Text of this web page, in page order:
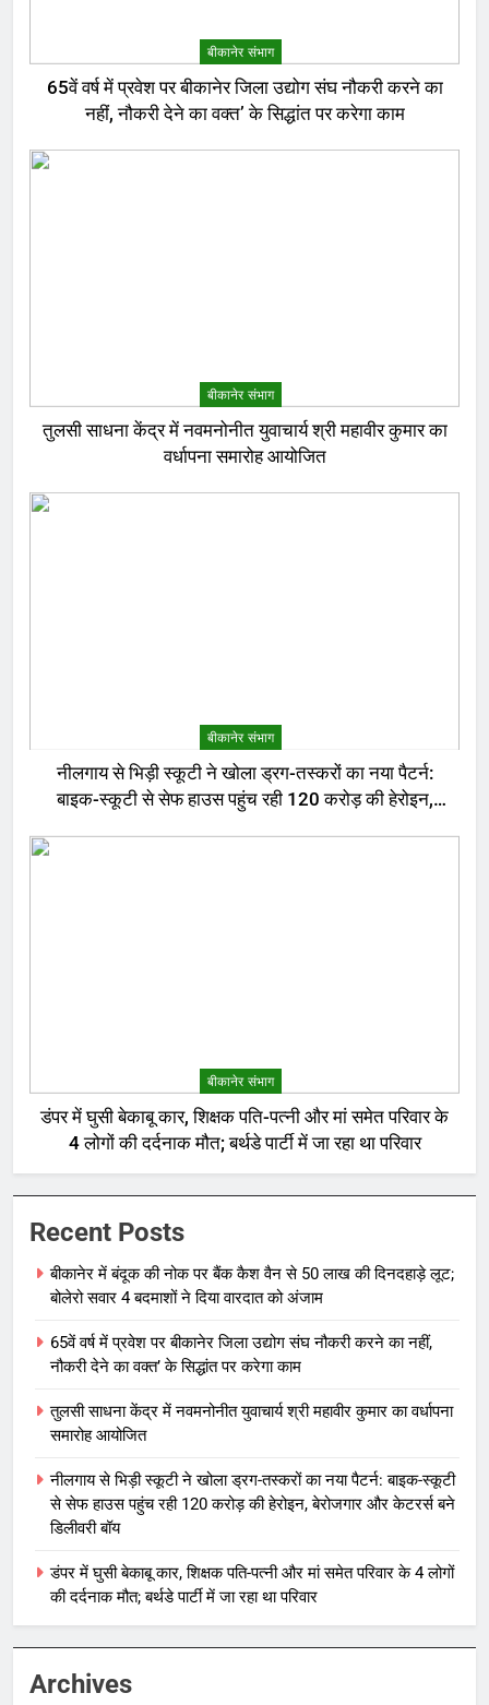
बीकानेर संभाग
65वें वर्ष में प्रवेश पर बीकानेर जिला उद्योग संघ नौकरी करने का
नहीं, नौकरी देने का वक्त’ के सिद्धांत पर करेगा काम
बीकानेर संभाग
तुलसी साधना केंद्र में नवमनोनीत युवाचार्य श्री महावीर कुमार का
वर्धापना समारोह आयोजित
बीकानेर संभाग
नीलगाय से भिड़ी स्कूटी ने खोला ड्रग-तस्करों का नया पैटर्न:
बाइक-स्कूटी से सेफ हाउस पहुंच रही 120 करोड़ की हेरोइन,
बीकानेर संभाग
डंपर में घुसी बेकाबू कार, शिक्षक पति-पत्नी और मां समेत परिवार के
4 लोगों की दर्दनाक मौत; बर्थडे पार्टी में जा रहा था परिवार
Recent Posts
बीकानेर में बंदूक की नोक पर बैंक कैश वैन से 50 लाख की दिनदहाड़े लूट;
बोलेरो सवार 4 बदमाशों ने दिया वारदात को अंजाम
65वें वर्ष में प्रवेश पर बीकानेर जिला उद्योग संघ नौकरी करने का नहीं,
नौकरी देने का वक्त’ के सिद्धांत पर करेगा काम
तुलसी साधना केंद्र में नवमनोनीत युवाचार्य श्री महावीर कुमार का वर्धापना
समारोह आयोजित
नीलगाय से भिड़ी स्कूटी ने खोला ड्रग-तस्करों का नया पैटर्न: बाइक-स्कूटी
से सेफ हाउस पहुंच रही 120 करोड़ की हेरोइन, बेरोजगार और केटरर्स बने
डिलीवरी बॉय
डंपर में घुसी बेकाबू कार, शिक्षक पति-पत्नी और मां समेत परिवार के 4 लोगों
की दर्दनाक मौत; बर्थडे पार्टी में जा रहा था परिवार
Archives